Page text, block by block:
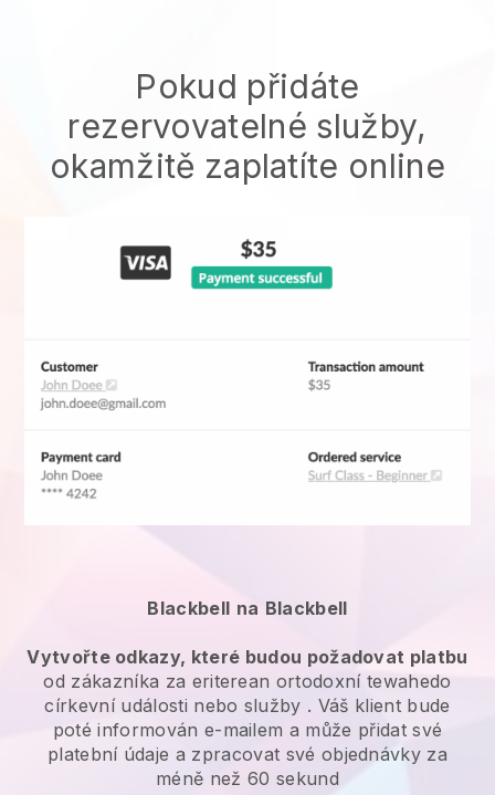
Pokud přidáte
rezervovatelné služby,
okamžitě zaplatíte online
Blackbell na Blackbell
Vytvořte odkazy, které budou požadovat platbu
od zákazníka za eriterean ortodoxní tewahedo
církevní události nebo služby . Váš klient bude
poté informován e-mailem a může přidat své
platební údaje a zpracovat své objednávky za
méně než 60 sekund